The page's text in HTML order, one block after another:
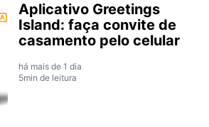
Aplicativo Greetings
Island: faça convite de
casamento pelo celular
há mais de 1 dia
5min de leitura